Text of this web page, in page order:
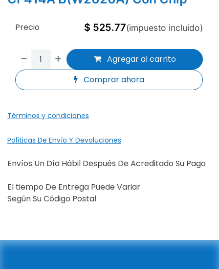
Agregar al carrito
Comprar ahora
Precio $ 525.77(impuesto incluido)
Términos y condiciones
Políticas De Envío Y Devoluciones
Envíos Un Día Hábil Después De Acreditado Su Pago
El tiempo De Entrega Puede Variar
Según Su Código Postal